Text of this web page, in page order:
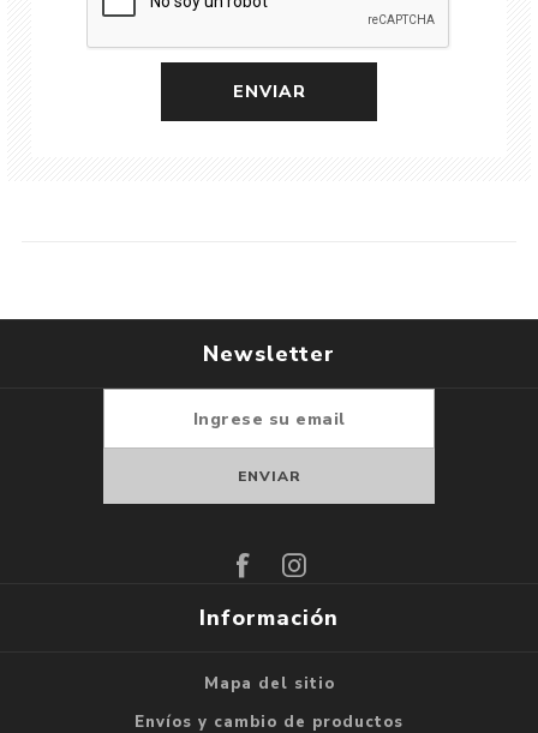
Newsletter
Información
Mapa del sitio
Envíos y cambio de productos